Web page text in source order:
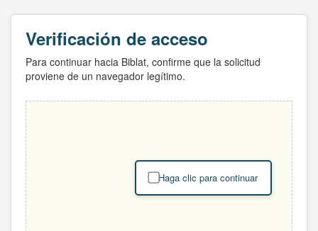
Verificación de acceso
Para continuar hacia Biblat, confirme que la solicitud
proviene de un navegador legítimo.
Haga clic para continuar